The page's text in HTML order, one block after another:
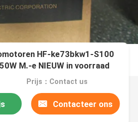
HF-ke73bkw1-S100
M.-e NIEUW in voorraad
Prijs：Contact us
Contacteer ons